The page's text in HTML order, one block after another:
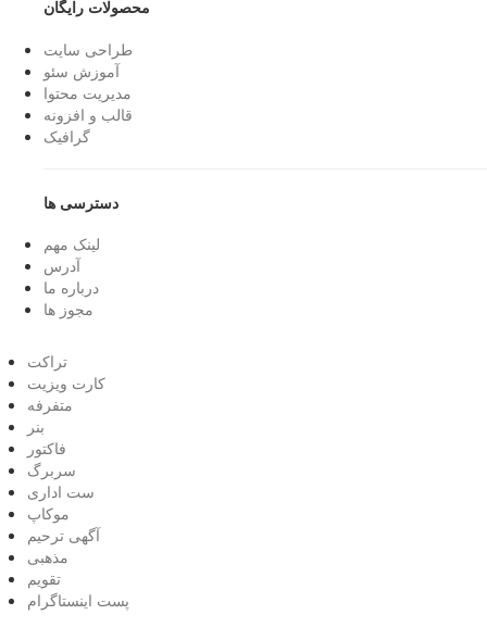
محصولات رایگان
طراحی سایت
آموزش سئو
مدیریت محتوا
قالب و افزونه
گرافیک
دسترسی ها
لینک مهم
آدرس
درباره ما
مجوز ها
تراکت
کارت ویزیت
متفرفه
بنر
فاکتور
سربرگ
ست اداری
موکاپ
آگهی ترحیم
مذهبی
تقویم
پست اینستاگرام